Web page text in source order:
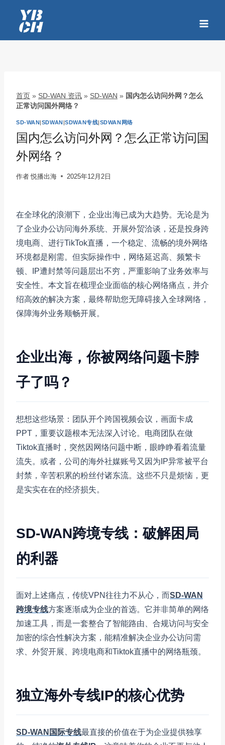
容
首页 » SD-WAN 资讯 » SD-WAN » 国内怎么访问外网？怎么
正常访问国外网络？
SD-WAN|SDWAN|SDWAN专线|SDWAN网络
国内怎么访问外网？怎么正常访问国
外网络？
作者 悦播出海 2025年12月2日
在全球化的浪潮下，企业出海已成为大趋势。无论是为
了企业办公访问海外系统、开展外贸洽谈，还是投身跨
境电商、进行TikTok直播，一个稳定、流畅的境外网络
环境都是刚需。但实际操作中，网络延迟高、频繁卡
顿、IP遭封禁等问题层出不穷，严重影响了业务效率与
安全性。本文旨在梳理企业面临的核心网络痛点，并介
绍高效的解决方案，最终帮助您无障碍接入全球网络，
保障海外业务顺畅开展。
企业出海，你被网络问题卡脖
子了吗？
想想这些场景：团队开个跨国视频会议，画面卡成
PPT，重要议题根本无法深入讨论。电商团队在做
Tiktok直播时，突然因网络问题中断，眼睁睁看着流量
流失。或者，公司的海外社媒账号又因为IP异常被平台
封禁，辛苦积累的粉丝付诸东流。这些不只是烦恼，更
是实实在在的经济损失。
SD-WAN跨境专线：破解困局
的利器
面对上述痛点，传统VPN往往力不从心，而SD-WAN
跨境专线方案逐渐成为企业的首选。它并非简单的网络
加速工具，而是一套整合了智能路由、合规访问与安全
加密的综合性解决方案，能精准解决企业办公访问需
求、外贸开展、跨境电商和Tiktok直播中的网络瓶颈。
独立海外专线IP的核心优势
SD-WAN国际专线最直接的价值在于为企业提供独享